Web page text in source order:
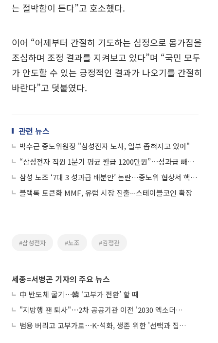
는 절박함이 든다”고 호소했다.
이어 “어제부터 간절히 기도하는 심정으로 몸가짐을
조심하며 조정 결과를 지켜보고 있다”며 “국민 모두
가 안도할 수 있는 긍정적인 결과가 나오기를 간절히
바란다”고 덧붙였다.
관련 뉴스
박수근 중노위원장 "삼성전자 노사, 일부 좁혀지고 있어"
“삼성전자 직원 1분기 평균 월급 1200만원”⋯성과급 빼도 연봉 1.4억
삼성 노조 ‘7대 3 성과급 배분안’ 논란…중노위 협상서 핵심 쟁점 부상
블랙록 토큰화 MMF, 유럽 시장 진출∙∙∙스테이블코인 확장
#삼성전자 #노조 #김정관
세종=서병곤 기자의 주요 뉴스
中 반도체 굴기⋯韓 ‘고부가 전환’ 할 때
"지방행 땐 퇴사"⋯2차 공공기관 이전 '2030 엑소더스' 뇌관
범용 버리고 고부가로⋯K-석화, 생존 위한 '선택과 집중'